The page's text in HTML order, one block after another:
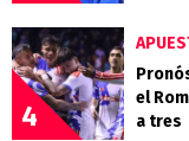
4
el
a tres